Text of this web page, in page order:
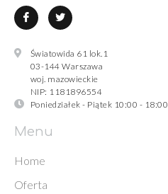
Światowida 61 lok.1
03-144 Warszawa
woj. mazowieckie
NIP: 1181896554
Poniedziałek - Piątek 10:00 - 18:00
Menu
Home
Oferta